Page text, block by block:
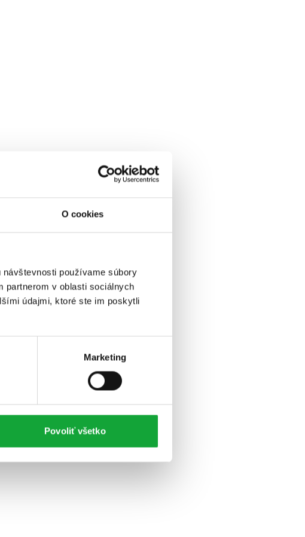
O cookies
používame súbory
partnerom v oblasti sociálnych
údajmi, ktoré ste im poskytli
Marketing
Povoliť všetko